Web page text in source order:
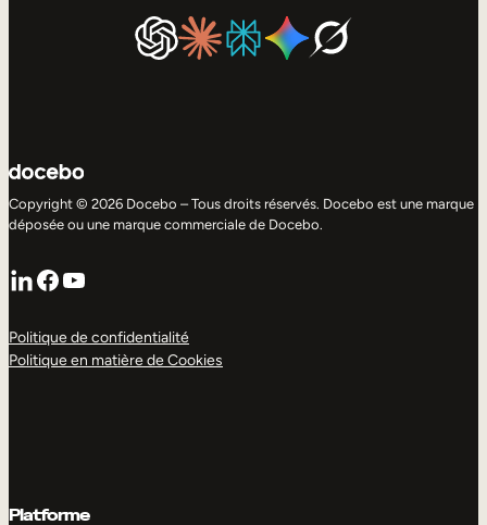
Copyright © 2026 Docebo – Tous droits réservés. Docebo est une marque
déposée ou une marque commerciale de Docebo.
LinkedIn
Facebook
YouTube
Politique de confidentialité
Politique en matière de Cookies
Platforme